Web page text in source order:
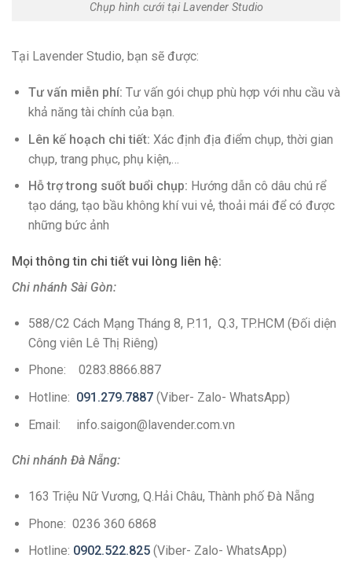
Chụp hình cưới tại Lavender Studio
Tại Lavender Studio, bạn sẽ được:
Tư vấn miễn phí: Tư vấn gói chụp phù hợp với nhu cầu và
khả năng tài chính của bạn.
Lên kế hoạch chi tiết: Xác định địa điểm chụp, thời gian
chụp, trang phục, phụ kiện,…
Hỗ trợ trong suốt buổi chụp: Hướng dẫn cô dâu chú rể
tạo dáng, tạo bầu không khí vui vẻ, thoải mái để có được
những bức ảnh
Mọi thông tin chi tiết vui lòng liên hệ:
Chi nhánh Sài Gòn:
588/C2 Cách Mạng Tháng 8, P.11, Q.3, TP.HCM (Đối diện
Công viên Lê Thị Riêng)
Phone: 0283.8866.887
Hotline: 091.279.7887 (Viber- Zalo- WhatsApp)
Email: info.saigon@lavender.com.vn
Chi nhánh Đà Nẵng:
163 Triệu Nữ Vương, Q.Hải Châu, Thành phố Đà Nẵng
Phone: 0236 360 6868
Hotline: 0902.522.825 (Viber- Zalo- WhatsApp)